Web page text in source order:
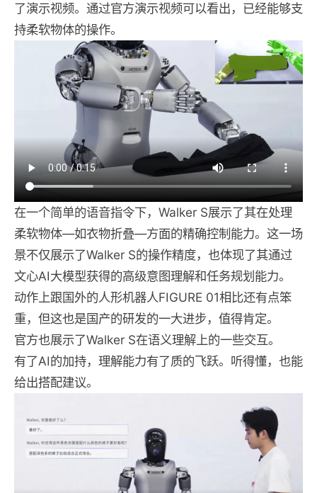
了演示视频。通过官方演示视频可以看出，已经能够支
持柔软物体的操作。
在一个简单的语音指令下，Walker S展示了其在处理
柔软物体—如衣物折叠—方面的精确控制能力。这一场
景不仅展示了Walker S的操作精度，也体现了其通过
文心AI大模型获得的高级意图理解和任务规划能力。
动作上跟国外的人形机器人FIGURE 01相比还有点笨
重，但这也是国产的研发的一大进步，值得肯定。
官方也展示了Walker S在语义理解上的一些交互。
有了AI的加持，理解能力有了质的飞跃。听得懂，也能
给出搭配建议。